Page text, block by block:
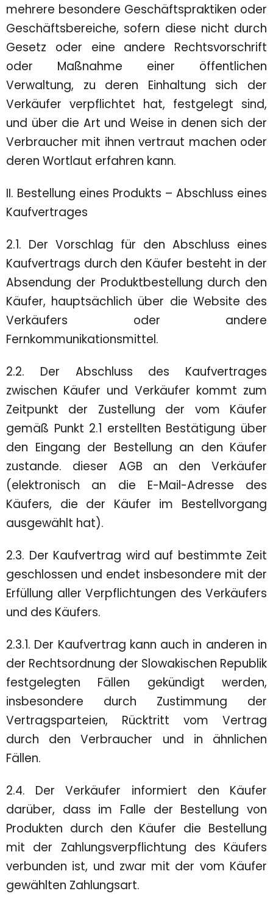
mehrere besondere Geschäftspraktiken oder
Geschäftsbereiche, sofern diese nicht durch
Gesetz oder eine andere Rechtsvorschrift
oder Maßnahme einer öffentlichen
Verwaltung, zu deren Einhaltung sich der
Verkäufer verpflichtet hat, festgelegt sind,
und über die Art und Weise in denen sich der
Verbraucher mit ihnen vertraut machen oder
deren Wortlaut erfahren kann.
II. Bestellung eines Produkts – Abschluss eines
Kaufvertrages
2.1. Der Vorschlag für den Abschluss eines
Kaufvertrags durch den Käufer besteht in der
Absendung der Produktbestellung durch den
Käufer, hauptsächlich über die Website des
Verkäufers oder andere
Fernkommunikationsmittel.
2.2. Der Abschluss des Kaufvertrages
zwischen Käufer und Verkäufer kommt zum
Zeitpunkt der Zustellung der vom Käufer
gemäß Punkt 2.1 erstellten Bestätigung über
den Eingang der Bestellung an den Käufer
zustande. dieser AGB an den Verkäufer
(elektronisch an die E-Mail-Adresse des
Käufers, die der Käufer im Bestellvorgang
ausgewählt hat).
2.3. Der Kaufvertrag wird auf bestimmte Zeit
geschlossen und endet insbesondere mit der
Erfüllung aller Verpflichtungen des Verkäufers
und des Käufers.
2.3.1. Der Kaufvertrag kann auch in anderen in
der Rechtsordnung der Slowakischen Republik
festgelegten Fällen gekündigt werden,
insbesondere durch Zustimmung der
Vertragsparteien, Rücktritt vom Vertrag
durch den Verbraucher und in ähnlichen
Fällen.
2.4. Der Verkäufer informiert den Käufer
darüber, dass im Falle der Bestellung von
Produkten durch den Käufer die Bestellung
mit der Zahlungsverpflichtung des Käufers
verbunden ist, und zwar mit der vom Käufer
gewählten Zahlungsart.